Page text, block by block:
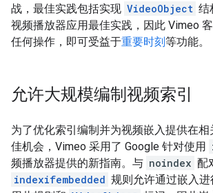
战，最佳实践包括实现 VideoObject 结
视频播放器应用最佳实践，因此 Vimeo
任何操作，即可受益于重要时刻等功能。
允许大规模编制视频索引
为了优化索引编制并为视频嵌入提供在
佳机会，Vimeo 采用了 Google 针对使用
频播放器提供的新指南。与 noindex 配
indexifembedded 规则允许通过嵌入